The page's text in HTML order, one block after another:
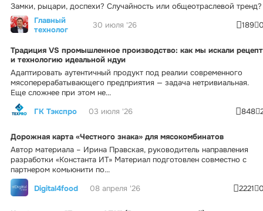
Замки, рыцари, доспехи? Случайность или общеотраслевой тренд?
Главный
технолог
30 июля '26 189
Традиция VS промышленное производство: как мы искали рецепт
и технологию идеальной ндуи
Адаптировать аутентичный продукт под реалии современного
мясоперерабатывающего предприятия — задача нетривиальная.
Еще сложнее при этом не...
ГК Тэкспро
03 июля '26 848
Дорожная карта «Честного знака» для мясокомбинатов
Автор материала – Ирина Правская, руководитель направления
разработки «Константа ИТ» Материал подготовлен совместно с
партнером комьюнити по...
Digital4food
08 апреля '26 2221